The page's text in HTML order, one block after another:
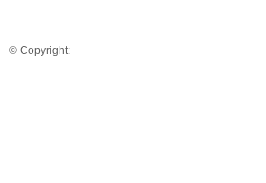
© Copyright: